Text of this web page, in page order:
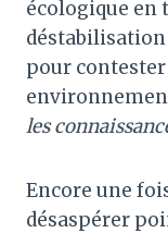
écologique en
pour contester
les
Encore une
désaspérer